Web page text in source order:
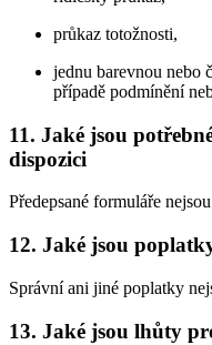
průkaz totožnosti,
jednu barevnou nebo
případě podmínění
11. Jaké jsou
dispozici
Předepsané formuláře
12. Jaké jsou
Správní ani jiné poplatky
13. Jaké jsou lhůty